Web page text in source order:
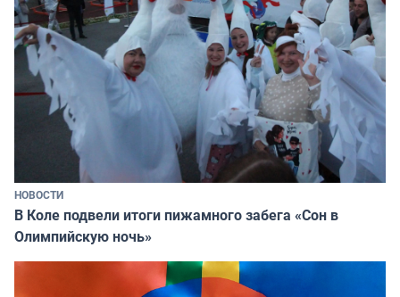
НОВОСТИ
В Коле подвели итоги пижамного забега «Сон в
Олимпийскую ночь»